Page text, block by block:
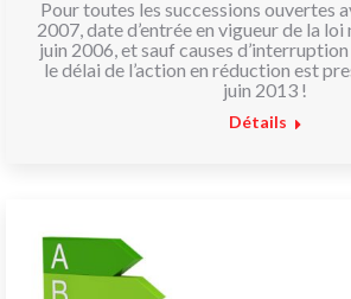
Pour toutes les successions ouvertes
2007, date d’entrée en vigueur de la
juin 2006, et sauf causes
le délai de l’action en réduction est
juin 2013 !
Détails